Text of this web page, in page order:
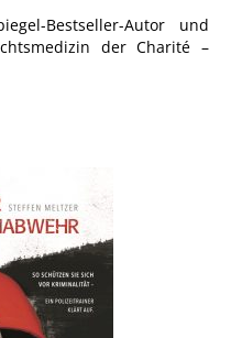
Bestseller-Autor und
der Charité –